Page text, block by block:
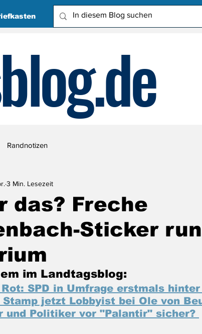
Randnotizen
das? Freche
Sticker
3 Min. Lesezeit
im Landtagsblog:
SPD in Umfrage erstmals hinter
Stamp jetzt Lobbyist bei Ole von
und Politiker vor "Palantir" sicher?